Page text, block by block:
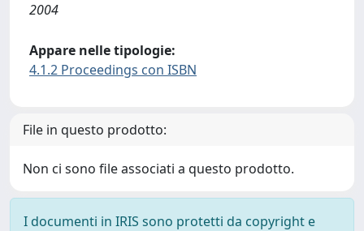
2004
Appare nelle tipologie:
4.1.2 Proceedings con ISBN
File in questo prodotto:
Non ci sono file associati a questo prodotto.
I documenti in IRIS sono protetti da copyright e